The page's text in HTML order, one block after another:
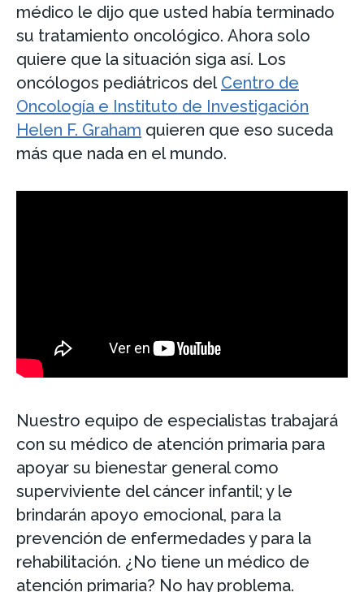
médico le dijo que usted había terminado
su tratamiento oncológico. Ahora solo
quiere que la situación siga así. Los
oncólogos pediátricos del Centro de
Oncología e Instituto de Investigación
Helen F. Graham quieren que eso suceda
más que nada en el mundo.
Nuestro equipo de especialistas trabajará
con su médico de atención primaria para
apoyar su bienestar general como
superviviente del cáncer infantil; y le
brindarán apoyo emocional, para la
prevención de enfermedades y para la
rehabilitación. ¿No tiene un médico de
atención primaria? No hay problema.